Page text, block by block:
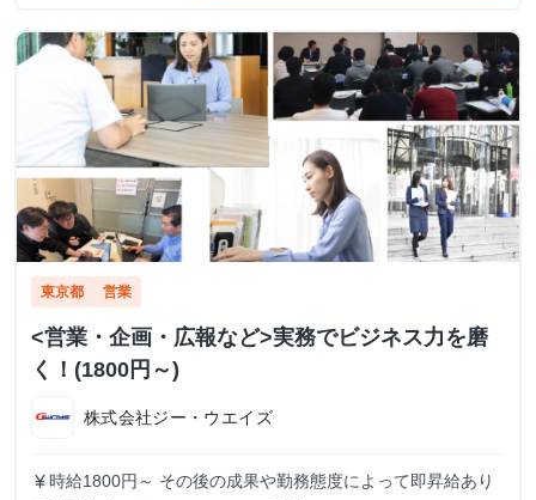
東京都 営業
<営業・企画・広報など>実務でビジネス力を磨
く！(1800円～)
株式会社ジー・ウエイズ
currency_yen 時給1800円～ その後の成果や勤務態度によって即昇給あり